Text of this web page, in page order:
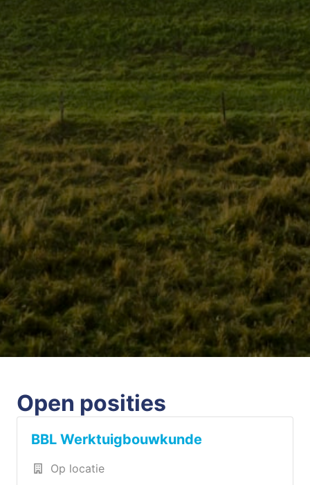
Open posities
BBL Werktuigbouwkunde
Op locatie